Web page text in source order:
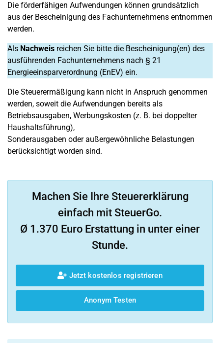
Die förderfähigen Aufwendungen können grundsätzlich
aus der Bescheinigung des Fachunternehmens entnommen
werden.
Als Nachweis reichen Sie bitte die Bescheinigung(en) des
ausführenden Fachunternehmens nach § 21
Energieeinsparverordnung (EnEV) ein.
Die Steuerermäßigung kann nicht in Anspruch genommen
werden, soweit die Aufwendungen bereits als
Betriebsausgaben, Werbungskosten (z. B. bei doppelter
Haushaltsführung),
Sonderausgaben oder außergewöhnliche Belastungen
berücksichtigt worden sind.
Machen Sie Ihre Steuererklärung
einfach mit SteuerGo.
Ø 1.370 Euro Erstattung in unter einer
Stunde.
Jetzt kostenlos registrieren
Anonym Testen